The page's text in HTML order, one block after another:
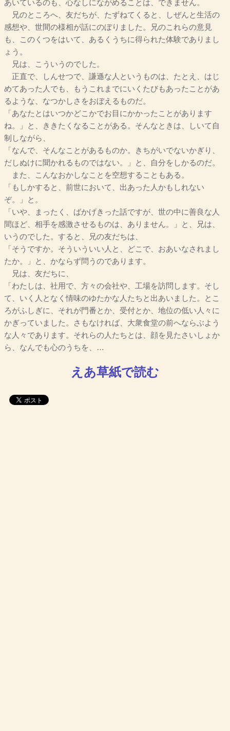
あいているのも、心なしにながめることは、できません。
兄のところへ、友だちが、たずねてくると、しぜんと生活の
感想や、世間の様相が話にのぼりました。兄のこれらの意見
も、このくつをはいて、あるくうちに得られた体験でありまし
ょう。
兄は、こういうのでした。
正直で、しんせつで、謙遜な人というものは、たとえ、はじ
めてあった人でも、もうこれまでにいくたびもあったことがあ
るような、なつかしさをおぼえるものだ。
「あなたとはいつかどこかでお目にかかったことがあります
ね。」と、ききたくなることがある。そんなときは、しいて自
制しながら、
「なんで、そんなことがあるものか。きちがいでないかぎり、
だしぬけに聞かれるものではない。」と、自分をしかるのだ。
また、こんなおかしなことを空想することもある。
「もしかすると、前世において、出あった人かもしれない
ぞ。」と。
「いや、まったく、ばかげきった話ですが、世の中に善良な人
間ほど、相手を感激させるものは、ありません。」と、兄は、
いうのでした。すると、兄の友だちは、
「そうですか。そういういい人と、どこで、おあいなされまし
たか。」と、かならず問うのであります。
兄は、友だちに、
「わたしは、社用で、方々の会社や、工場を訪問します。そし
て、いく人となく情味のゆたかな人たちと出あいました。とこ
ろがふしぎに、それが門番とか、受付とか、地位の低い人々に
かぎっていました。さもなければ、大衆食堂の前へならぶよう
な人々であります。それらの人たちとは、顔を見たさいしょか
ら、なんでも心のうちを、…
えあ草紙で読む